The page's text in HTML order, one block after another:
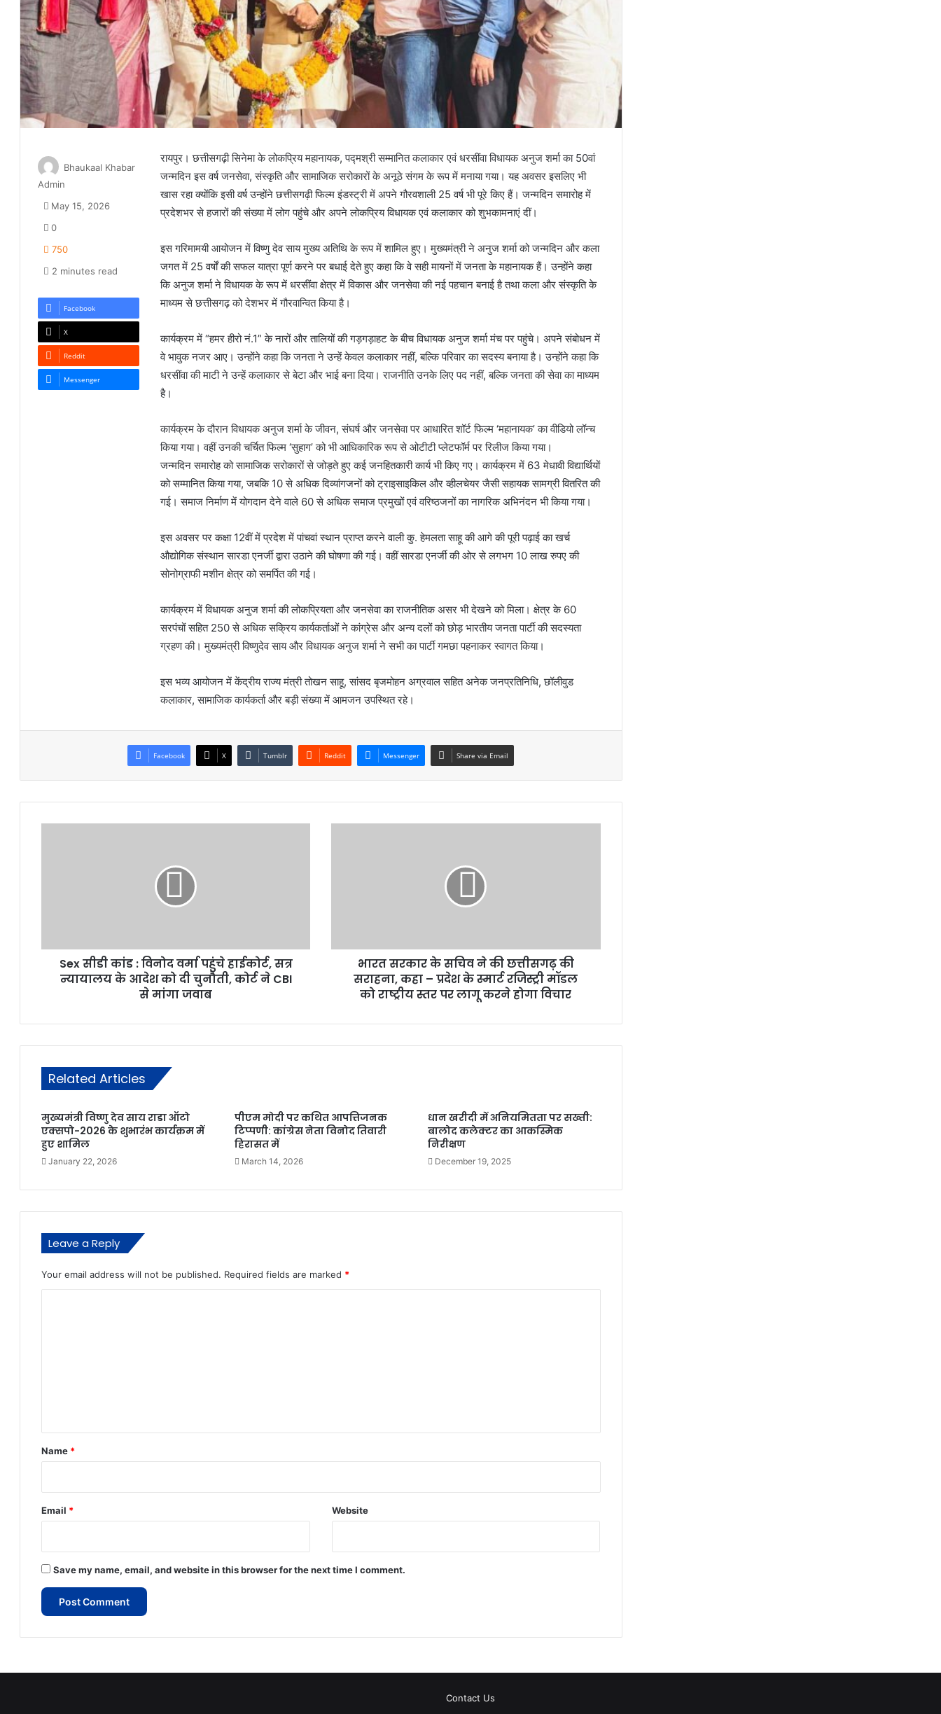
रायपुर। छत्तीसगढ़ी सिनेमा के लोकप्रिय महानायक, पद्मश्री सम्मानित कलाकार एवं धरसींवा विधायक अनुज शर्मा का 50वां
जन्मदिन इस वर्ष जनसेवा, संस्कृति और सामाजिक सरोकारों के अनूठे संगम के रूप में मनाया गया। यह अवसर इसलिए भी
खास रहा क्योंकि इसी वर्ष उन्होंने छत्तीसगढ़ी फिल्म इंडस्ट्री में अपने गौरवशाली 25 वर्ष भी पूरे किए हैं। जन्मदिन समारोह में
प्रदेशभर से हजारों की संख्या में लोग पहुंचे और अपने लोकप्रिय विधायक एवं कलाकार को शुभकामनाएं दीं।
इस गरिमामयी आयोजन में विष्णु देव साय मुख्य अतिथि के रूप में शामिल हुए। मुख्यमंत्री ने अनुज शर्मा को जन्मदिन और कला
जगत में 25 वर्षों की सफल यात्रा पूर्ण करने पर बधाई देते हुए कहा कि वे सही मायनों में जनता के महानायक हैं। उन्होंने कहा
कि अनुज शर्मा ने विधायक के रूप में धरसींवा क्षेत्र में विकास और जनसेवा की नई पहचान बनाई है तथा कला और संस्कृति के
माध्यम से छत्तीसगढ़ को देशभर में गौरवान्वित किया है।
कार्यक्रम में “हमर हीरो नं.1” के नारों और तालियों की गड़गड़ाहट के बीच विधायक अनुज शर्मा मंच पर पहुंचे। अपने संबोधन में
वे भावुक नजर आए। उन्होंने कहा कि जनता ने उन्हें केवल कलाकार नहीं, बल्कि परिवार का सदस्य बनाया है। उन्होंने कहा कि
धरसींवा की माटी ने उन्हें कलाकार से बेटा और भाई बना दिया। राजनीति उनके लिए पद नहीं, बल्कि जनता की सेवा का माध्यम
है।
कार्यक्रम के दौरान विधायक अनुज शर्मा के जीवन, संघर्ष और जनसेवा पर आधारित शॉर्ट फिल्म ‘महानायक’ का वीडियो लॉन्च
किया गया। वहीं उनकी चर्चित फिल्म ‘सुहाग’ को भी आधिकारिक रूप से ओटीटी प्लेटफॉर्म पर रिलीज किया गया।
जन्मदिन समारोह को सामाजिक सरोकारों से जोड़ते हुए कई जनहितकारी कार्य भी किए गए। कार्यक्रम में 63 मेधावी विद्यार्थियों
को सम्मानित किया गया, जबकि 10 से अधिक दिव्यांगजनों को ट्राइसाइकिल और व्हीलचेयर जैसी सहायक सामग्री वितरित की
गई। समाज निर्माण में योगदान देने वाले 60 से अधिक समाज प्रमुखों एवं वरिष्ठजनों का नागरिक अभिनंदन भी किया गया।
इस अवसर पर कक्षा 12वीं में प्रदेश में पांचवां स्थान प्राप्त करने वाली कु. हेमलता साहू की आगे की पूरी पढ़ाई का खर्च
औद्योगिक संस्थान सारडा एनर्जी द्वारा उठाने की घोषणा की गई। वहीं सारडा एनर्जी की ओर से लगभग 10 लाख रुपए की
सोनोग्राफी मशीन क्षेत्र को समर्पित की गई।
कार्यक्रम में विधायक अनुज शर्मा की लोकप्रियता और जनसेवा का राजनीतिक असर भी देखने को मिला। क्षेत्र के 60
सरपंचों सहित 250 से अधिक सक्रिय कार्यकर्ताओं ने कांग्रेस और अन्य दलों को छोड़ भारतीय जनता पार्टी की सदस्यता
ग्रहण की। मुख्यमंत्री विष्णुदेव साय और विधायक अनुज शर्मा ने सभी का पार्टी गमछा पहनाकर स्वागत किया।
इस भव्य आयोजन में केंद्रीय राज्य मंत्री तोखन साहू, सांसद बृजमोहन अग्रवाल सहित अनेक जनप्रतिनिधि, छॉलीवुड
कलाकार, सामाजिक कार्यकर्ता और बड़ी संख्या में आमजन उपस्थित रहे।
Bhaukaal Khabar
Admin
May 15, 2026
0
750
2 minutes read
Facebook
X
Reddit
Messenger
Facebook X Tumblr Reddit Messenger Share via Email
Sex सीडी कांड : विनोद वर्मा पहुंचे हाईकोर्ट, सत्र
न्यायालय के आदेश को दी चुनौती, कोर्ट ने CBI
से मांगा जवाब
भारत सरकार के सचिव ने की छत्तीसगढ़ की
सराहना, कहा – प्रदेश के स्मार्ट रजिस्ट्री मॉडल
को राष्ट्रीय स्तर पर लागू करने होगा विचार
Related Articles
मुख्यमंत्री विष्णु देव साय राडा ऑटो
एक्सपो-2026 के शुभारंभ कार्यक्रम में
हुए शामिल
January 22, 2026
पीएम मोदी पर कथित आपत्तिजनक
टिप्पणी: कांग्रेस नेता विनोद तिवारी
हिरासत में
March 14, 2026
धान खरीदी में अनियमितता पर सख्ती:
बालोद कलेक्टर का आकस्मिक
निरीक्षण
December 19, 2025
Leave a Reply
Your email address will not be published. Required fields are marked *
*
Name *
Email * Website
Save my name, email, and website in this browser for the next time I comment.
Contact Us